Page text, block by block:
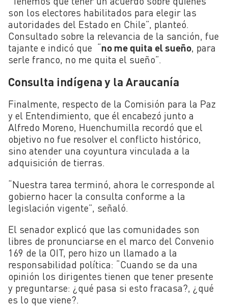
son los electores habilitados para elegir las
autoridades del Estado en Chile”, planteó.
Consultado sobre la relevancia de la sanción, fue
tajante e indicó que “no me quita el sueño, para
serle franco, no me quita el sueño”.
Consulta indígena y la Araucanía
Finalmente, respecto de la Comisión para la Paz
y el Entendimiento, que él encabezó junto a
Alfredo Moreno, Huenchumilla recordó que el
objetivo no fue resolver el conflicto histórico,
sino atender una coyuntura vinculada a la
adquisición de tierras.
“Nuestra tarea terminó, ahora le corresponde al
gobierno hacer la consulta conforme a la
legislación vigente”, señaló.
El senador explicó que las comunidades son
libres de pronunciarse en el marco del Convenio
169 de la OIT, pero hizo un llamado a la
responsabilidad política: “Cuando se da una
opinión los dirigentes tienen que tener presente
y preguntarse: ¿qué pasa si esto fracasa?, ¿qué
es lo que viene?.